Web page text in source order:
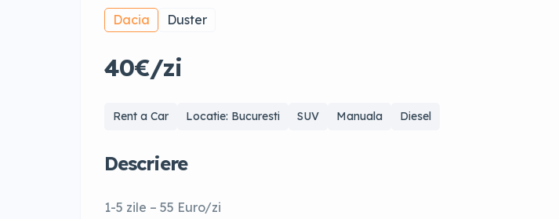
Dacia Duster
40€/zi
Rent a Car Locatie: Bucuresti SUV Manuala Diesel
Descriere
1-5 zile – 55 Euro/zi